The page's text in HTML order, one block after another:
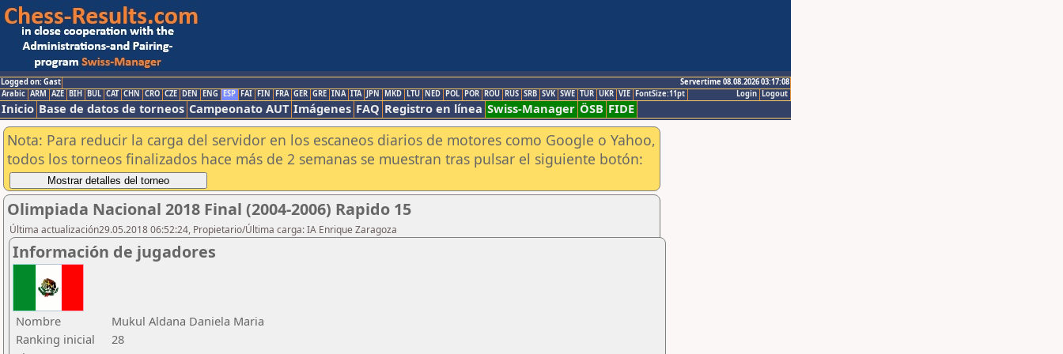
Logged on: Gast
Servertime 08.08.2026 03:17:08
Logout
Login
Arabic ARM AZE BIH BUL CAT CHN CRO CZE DEN ENG ESP FAI FIN FRA GER GRE INA ITA JPN MKD LTU NED POL POR ROU RUS SRB SVK SWE TUR UKR VIE FontSize:11pt
Inicio Base de datos de torneos Campeonato AUT Imágenes FAQ Registro en línea Swiss-Manager ÖSB FIDE
Nota: Para reducir la carga del servidor en los escaneos diarios de motores como Google o Yahoo,
todos los torneos finalizados hace más de 2 semanas se muestran tras pulsar el siguiente botón:
Olimpiada Nacional 2018 Final (2004-2006) Rapido 15
Última actualización29.05.2018 06:52:24, Propietario/Última carga: IA Enrique Zaragoza
Información de jugadores
Nombre
Mukul Aldana Daniela Maria
Ranking inicial
28